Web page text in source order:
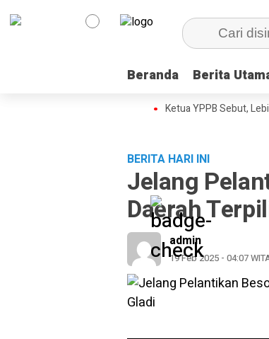
Beranda Berita
Beranda Berita
Ketua YPPB Sebut, Lebih
BERITA HARI INI
Jelang
Daerah
admin
19 Feb 2025 - 04:07